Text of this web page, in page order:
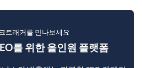
트래커를 만나보세요
를 위한 올인원 플랫폼